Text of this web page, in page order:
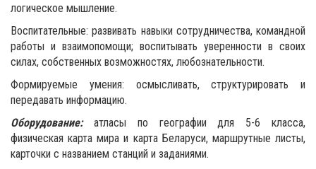
логическое мышление.
Воспитательные: развивать навыки сотрудничества, командной
работы и взаимопомощи; воспитывать уверенности в своих
силах, собственных возможностях, любознательности.
Формируемые умения: осмысливать, структурировать и
передавать информацию.
Оборудование:
атласы по географии для 5-6 класса,
физическая карта мира и карта Беларуси, маршрутные листы,
карточки с названием станций и заданиями.